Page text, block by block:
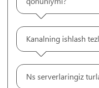
Kanalning ishlash
Ns serverlaringiz